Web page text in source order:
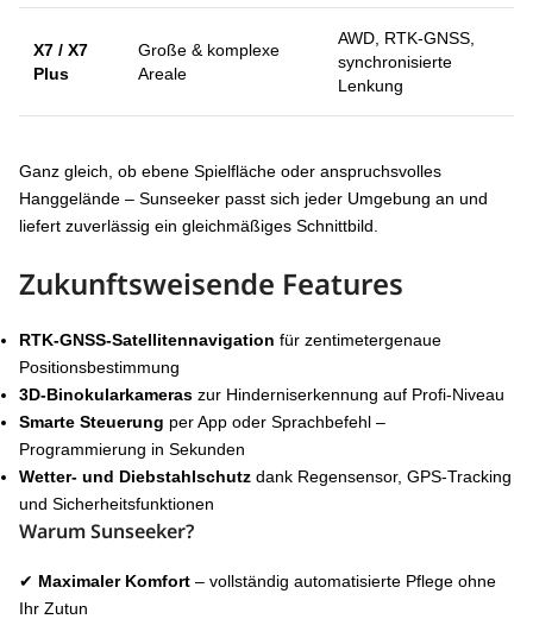
X7 / X7
Plus
Große & komplexe
Areale
AWD, RTK-GNSS,
synchronisierte
Lenkung
Ganz gleich, ob ebene Spielfläche oder anspruchsvolles
Hanggelände – Sunseeker passt sich jeder Umgebung an und
liefert zuverlässig ein gleichmäßiges Schnittbild.
Zukunftsweisende Features
RTK-GNSS-Satellitennavigation für zentimetergenaue
Positionsbestimmung
3D-Binokularkameras zur Hinderniserkennung auf Profi-Niveau
Smarte Steuerung per App oder Sprachbefehl –
Programmierung in Sekunden
Wetter- und Diebstahlschutz dank Regensensor, GPS-Tracking
und Sicherheitsfunktionen
Warum Sunseeker?
✔ Maximaler Komfort – vollständig automatisierte Pflege ohne
Ihr Zutun